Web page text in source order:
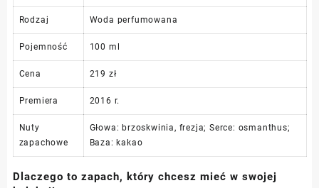
Rodzaj Woda perfumowana
Pojemność 100 ml
Cena 219 zł
Premiera 2016 r.
Nuty
zapachowe
Głowa: brzoskwinia, frezja; Serce: osmanthus;
Baza: kakao
Dlaczego to zapach, który chcesz mieć w swojej